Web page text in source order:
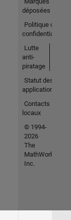
déposées
Politique de
confidentialité
Lutte
anti-
piratage
Statut des
applications
Contacts
locaux
© 1994-
2026
The
MathWorks,
Inc.